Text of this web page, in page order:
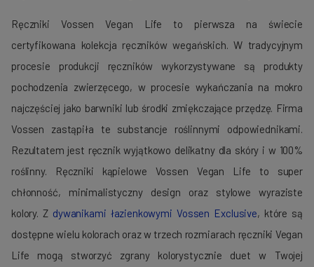
Ręczniki Vossen Vegan Life to pierwsza na świecie
certyfikowana kolekcja ręczników wegańskich. W tradycyjnym
procesie produkcji ręczników wykorzystywane są produkty
pochodzenia zwierzęcego, w procesie wykańczania na mokro
najczęściej jako barwniki lub środki zmiękczające przędzę. Firma
Vossen zastąpiła te substancje roślinnymi odpowiednikami.
Rezultatem jest ręcznik wyjątkowo delikatny dla skóry i w 100%
roślinny.
Ręczniki kąpielowe Vossen Vegan Life to super
chłonność, minimalistyczny design oraz stylowe wyraziste
kolory. Z dywanikami łazienkowymiVossen Exclusive, które są
dostępne wielu kolorach oraz w trzech rozmiarach ręczniki Vegan
Life mogą stworzyć zgrany kolorystycznie duet w Twojej